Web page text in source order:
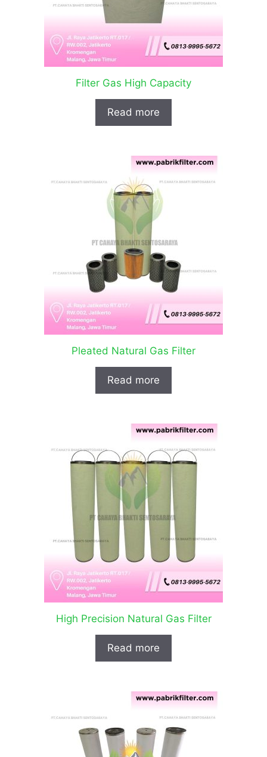
Filter Gas High Capacity
Read more
Pleated Natural Gas Filter
Read more
High Precision Natural Gas Filter
Read more